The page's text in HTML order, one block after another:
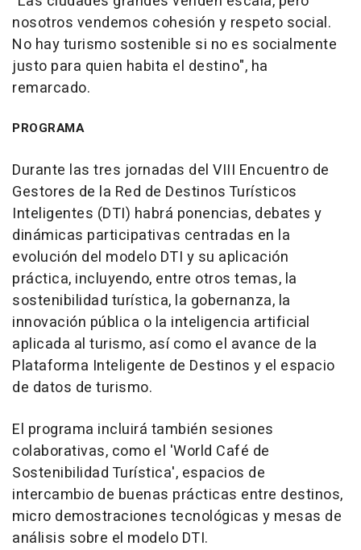
nosotros vendemos cohesión y respeto social.
No hay turismo sostenible si no es socialmente
justo para quien habita el destino", ha
remarcado.
PROGRAMA
Durante las tres jornadas del VIII Encuentro de
Gestores de la Red de Destinos Turísticos
Inteligentes (DTI) habrá ponencias, debates y
dinámicas participativas centradas en la
evolución del modelo DTI y su aplicación
práctica, incluyendo, entre otros temas, la
sostenibilidad turística, la gobernanza, la
innovación pública o la inteligencia artificial
aplicada al turismo, así como el avance de la
Plataforma Inteligente de Destinos y el espacio
de datos de turismo.
El programa incluirá también sesiones
colaborativas, como el 'World Café de
Sostenibilidad Turística', espacios de
intercambio de buenas prácticas entre destinos,
micro demostraciones tecnológicas y mesas de
análisis sobre el modelo DTI.